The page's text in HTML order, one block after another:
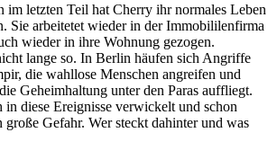
im letzten Teil hat Cherry ihr normales Leben
Sie arbeitetet wieder in der Immobililenfirma
wieder in ihre Wohnung gezogen.
lange so. In Berlin häufen sich Angriffe
die wahllose Menschen angreifen und
Geheimhaltung unter den Paras auffliegt.
diese Ereignisse verwickelt und schon
Gefahr. Wer steckt dahinter und was